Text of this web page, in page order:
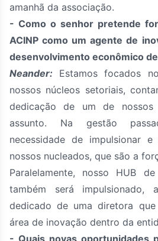
amanhã da associação.
- Como o senhor pretende
ACINP como um agente de
desenvolvimento econômico
Neander:
Estamos focados
nossos núcleos setoriais,
dedicação de um de nossos
assunto. Na gestão
necessidade de impulsionar
nossos nucleados, que são a
Paralelamente, nosso HUB
também será
dedicado de uma diretora
área de inovação dentro da
- Quais novas oportunidades